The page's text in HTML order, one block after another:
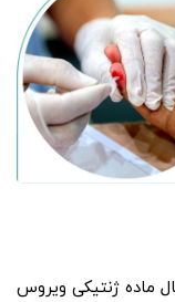
ماده ژنتیکی ویروس